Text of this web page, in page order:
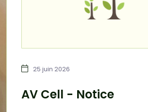
25 juin 2026
AV Cell - Notice